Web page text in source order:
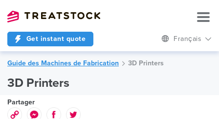
Get instant quote Français
Guide des Machines de Fabrication 3D Printers
3D Printers
Partager